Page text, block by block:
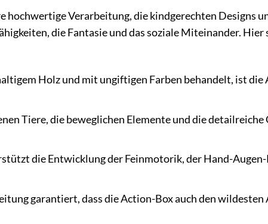
hochwertige Verarbeitung, die kindgerechten Designs
die Fantasie und das soziale Miteinander. Hier
Holz und mit ungiftigen Farben behandelt, ist die
Tiere, die beweglichen Elemente und die detailreiche
die Entwicklung der Feinmotorik, der Hand-
garantiert, dass die Action-Box auch den